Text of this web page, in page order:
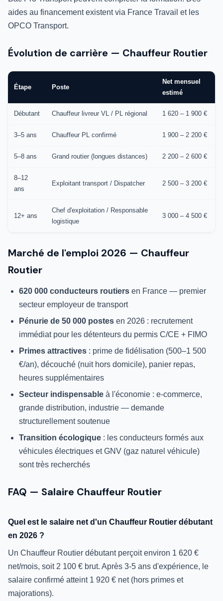
aides au financement existent via France Travail et les
OPCO Transport.
Évolution de carrière — Chauffeur Routier
Étape Poste
Net mensuel
estimé
Débutant Chauffeur livreur VL / PL régional 1 620 – 1 900 €
3–5 ans Chauffeur PL confirmé 1 900 – 2 200 €
5–8 ans Grand routier (longues distances) 2 200 – 2 600 €
8–12
ans
Exploitant transport / Dispatcher 2 500 – 3 200 €
12+ ans
Chef d'exploitation / Responsable
logistique
3 000 – 4 500 €
Marché de l'emploi 2026 — Chauffeur
Routier
620 000 conducteurs routiers en France — premier
secteur employeur de transport
Pénurie de 50 000 postes en 2026 : recrutement
immédiat pour les détenteurs du permis C/CE + FIMO
Primes attractives : prime de fidélisation (500–1 500
€/an), découché (nuit hors domicile), panier repas,
heures supplémentaires
Secteur indispensable à l'économie : e-commerce,
grande distribution, industrie — demande
structurellement soutenue
Transition écologique : les conducteurs formés aux
véhicules électriques et GNV (gaz naturel véhicule)
sont très recherchés
FAQ — Salaire Chauffeur Routier
Quel est le salaire net d'un Chauffeur Routier débutant
en 2026 ?
Un Chauffeur Routier débutant perçoit environ 1 620 €
net/mois, soit 2 100 € brut. Après 3-5 ans d'expérience, le
salaire confirmé atteint 1 920 € net (hors primes et
majorations).